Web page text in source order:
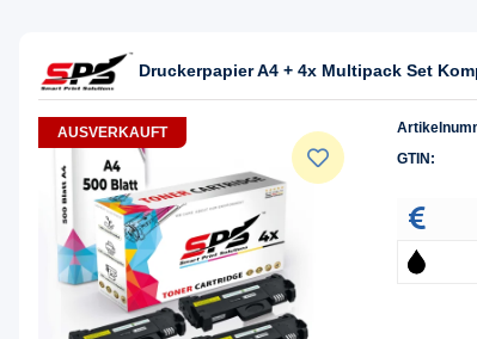
Druckerpapier A4 + 4x Multipack Set
AUSVERKAUFT
GTIN: